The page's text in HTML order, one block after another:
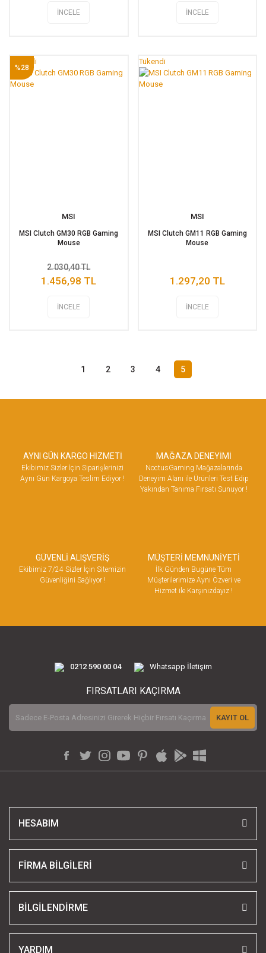
İNCELE İNCELE
%28
Tükendi
MSI
MSI Clutch GM30 RGB Gaming
Mouse
1.456,98 TL
2.030,40 TL
İNCELE
Tükendi
MSI
MSI Clutch GM11 RGB Gaming
Mouse
1.297,20 TL
İNCELE
1 2 3 4 5
AYNI GÜN KARGO HİZMETİ
Ekibimiz Sizler İçin Siparişlerinizi
Aynı Gün Kargoya Teslim Ediyor !
MAĞAZA DENEYİMİ
NoctusGaming Mağazalarında
Deneyim Alanı ile Ürünleri Test Edip
Yakından Tanıma Fırsatı Sunuyor !
GÜVENLİ ALIŞVERİŞ
Ekibimiz 7/24 Sizler İçin Sitemizin
Güvenliğini Sağlıyor !
MÜŞTERİ MEMNUNİYETİ
İlk Günden Bugüne Tüm
Müşterilerimize Aynı Özveri ve
Hizmet ile Karşınızdayız !
0212 590 00 04 Whatsapp İletişim
FIRSATLARI KAÇIRMA
KAYIT OL
HESABIM
FİRMA BİLGİLERİ
BİLGİLENDİRME
YARDIM